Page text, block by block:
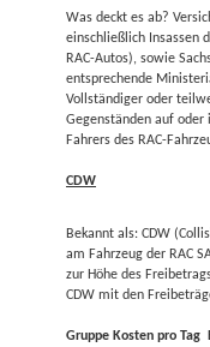
Was deckt es ab?
einschließlich Insassen
RAC-Autos), sowie
entsprechende
Vollständiger oder
Gegenständen auf oder
Fahrers des RAC-
CDW
Bekannt als: CDW
am Fahrzeug der RAC
zur Höhe des
CDW mit den
Gruppe Kosten pro Tag